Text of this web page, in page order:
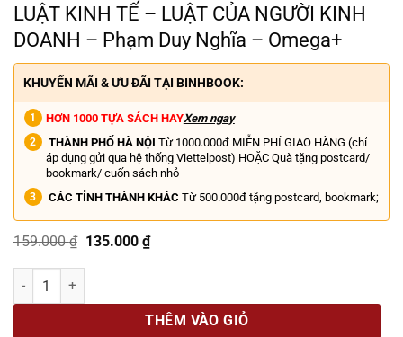
LUẬT KINH TẾ – LUẬT CỦA NGƯỜI KINH
DOANH – Phạm Duy Nghĩa – Omega+
KHUYẾN MÃI & ƯU ĐÃI TẠI BINHBOOK:
HƠN 1000 TỰA SÁCH HAYXem ngay
THÀNH PHỐ HÀ NỘI Từ 1000.000đ MIỄN PHÍ GIAO HÀNG (chỉ
áp dụng gửi qua hệ thống Viettelpost) HOẶC Quà tặng postcard/
bookmark/ cuốn sách nhỏ
CÁC TỈNH THÀNH KHÁC Từ 500.000đ tặng postcard, bookmark;
159.000₫ Giá
là:
135.000 ₫Giá
LUẬT KINH TẾ - LUẬT CỦA NGƯỜI KINH DOANH - Phạm Duy Nghĩa
THÊM VÀO GIỎ